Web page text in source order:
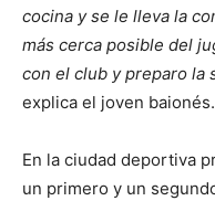
cocina y se le lleva la
más cerca posible del
con el club y preparo la
explica el joven baionés.
En la ciudad deportiva
un primero y un